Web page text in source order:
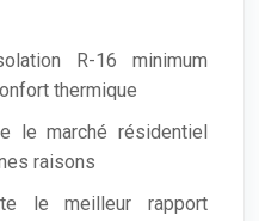
R-16 minimum
thermique
le marché résidentiel
raisons
le meilleur rapport